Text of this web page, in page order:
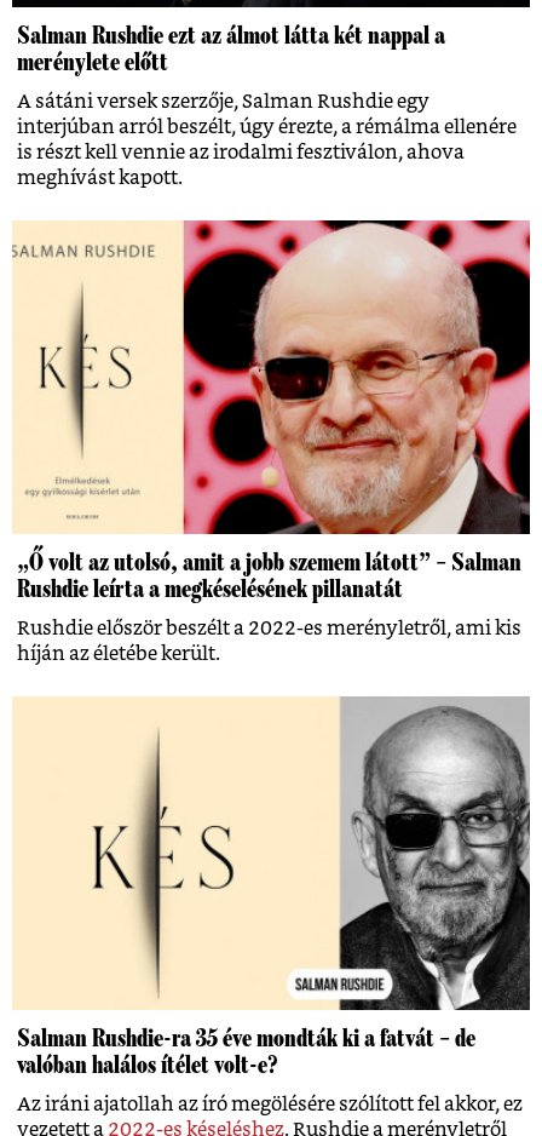
Salman Rushdie ezt az álmot látta két nappal a
merénylete előtt
A sátáni versek szerzője, Salman Rushdie egy
interjúban arról beszélt, úgy érezte, a rémálma ellenére
is részt kell vennie az irodalmi fesztiválon, ahova
meghívást kapott.
„Ő volt az utolsó, amit a jobb szemem látott” – Salman
Rushdie leírta a megkéselésének pillanatát
Rushdie először beszélt a 2022-es merényletről, ami kis
híján az életébe került.
Salman Rushdie-ra 35 éve mondták ki a fatvát – de
valóban halálos ítélet volt-e?
Az iráni ajatollah az író megölésére szólított fel akkor, ez
vezetett a 2022-es késeléshez. Rushdie a merényletről